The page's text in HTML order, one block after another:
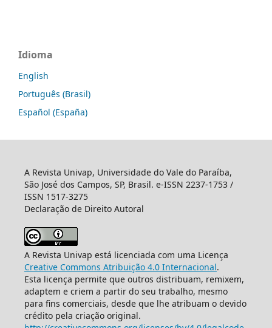
Idioma
English
Português (Brasil)
Español (España)
A Revista Univap, Universidade do Vale do Paraíba,
São José dos Campos, SP, Brasil. e-ISSN 2237-1753 /
ISSN 1517-3275
Declaração de Direito Autoral
A Revista Univap está licenciada com uma Licença
Creative Commons Atribuição 4.0 Internacional.
Esta licença permite que outros distribuam, remixem,
adaptem e criem a partir do seu trabalho, mesmo
para fins comerciais, desde que lhe atribuam o devido
crédito pela criação original.